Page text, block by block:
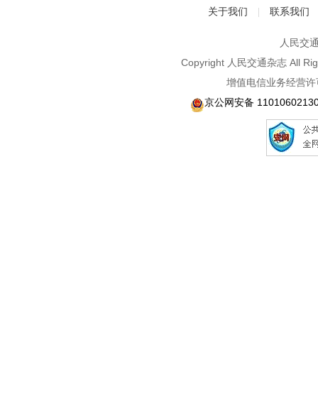
关于我们 联系我们
人民交
Copyright 人民交通杂志 All
增值电信业务经营
京公网安备